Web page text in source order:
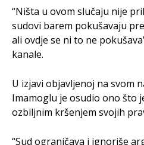
“Ništa u ovom slučaju nije
sudovi barem pokušavaju
ali ovdje se ni to ne
kanale.
U izjavi objavljenoj na svom
Imamoglu je osudio ono što
ozbiljnim kršenjem svojih
“Sud ograničava i ignoriše